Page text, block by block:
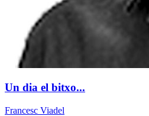
Un dia el bitxo...
Francesc Viadel